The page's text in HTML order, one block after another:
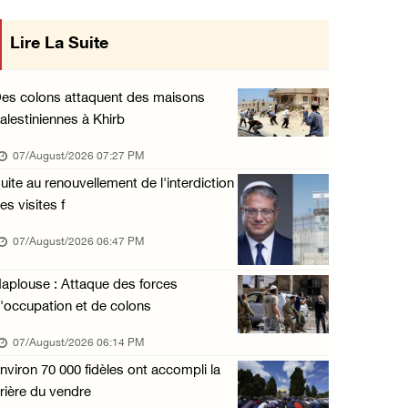
Les forces israéliennes mènent un raid à Ya' ...
06/August/2026 11:30 PM
48 blessés depuis le début de l'offensive is ...
06/August/2026 11:04 PM
Les forces israéliennes arrêtent deux jeunes ...
06/August/2026 10:46 PM
06/August/2026 10:05 PM
Blessés signalés lors d'une attaque de colon ...
L'occupation étend ses raids et ses campagne ...
mise en œuvre des décisions du Conseil
Central concernant les relations avec
Lire La Suite
colons attaquent des maisons
à Khirb
07/August/2026 07:27 PM
au renouvellement de l'interdiction
visites f
07/August/2026 06:47 PM
: Attaque des forces
et de colons
07/August/2026 06:14 PM
70 000 fidèles ont accompli la
du vendre